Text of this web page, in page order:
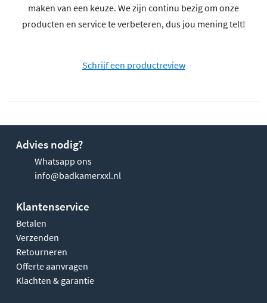
maken van een keuze. We zijn continu bezig om onze
producten en service te verbeteren, dus jou mening telt!
Schrijf een productreview
Advies nodig?
Whatsapp ons
info@badkamerxxl.nl
Klantenservice
Betalen
Verzenden
Retourneren
Offerte aanvragen
Klachten & garantie